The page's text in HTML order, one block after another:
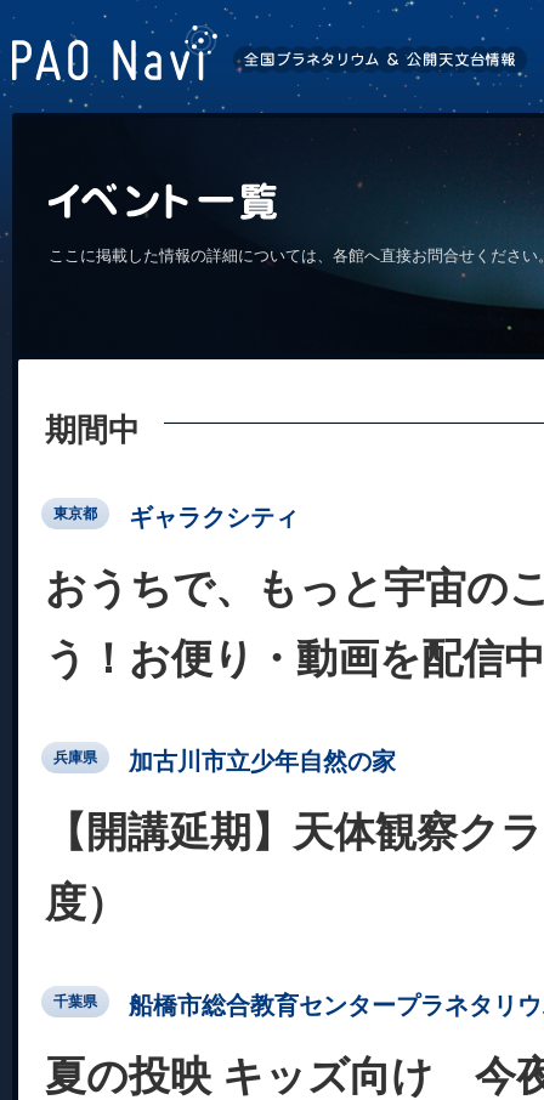
ここに掲載した情報の詳細については、各館へ直接お問合せくださ
期間中
東京都 ギャラクシティ
おうちで、もっと宇宙の
う！お便り・動画を配信
兵庫県 加古川市立少年自然の家
【開講延期】天体観察ク
度）
千葉県 船橋市総合教育センタープラネタリ
夏の投映 キッズ向け 今